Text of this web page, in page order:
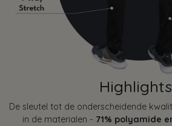
Highlights
De sleutel tot de onderscheidende
in de materialen - 71% polyamide